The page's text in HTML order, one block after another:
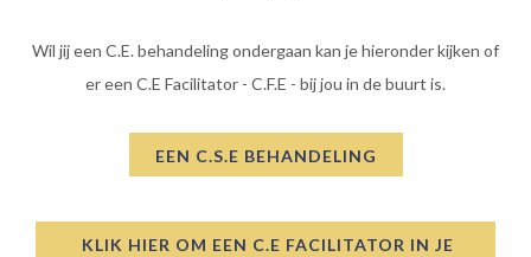
Wil jij een C.E. behandeling ondergaan kan je hieronder kijken of
er een C.E Facilitator - C.F.E - bij jou in de buurt is.
EEN C.S.E BEHANDELING
KLIK HIER OM EEN C.E FACILITATOR IN JE